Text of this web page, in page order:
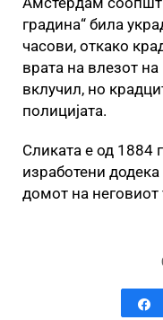
градина“ била
часови, откако
врата на влезот
вклучил, но
полицијата.
Сликата е од 1884
изработени
домот на неговиот